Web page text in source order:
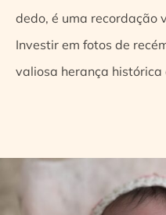
dedo, é uma recordação
Investir em fotos de
valiosa herança